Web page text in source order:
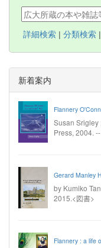
詳細検索 | 分類検索 |
新着案内
Flannery
Susan Srigley
Press, 2004.
Gerard Manley
by Kumiko
2015.<図書>
Flannery : a life